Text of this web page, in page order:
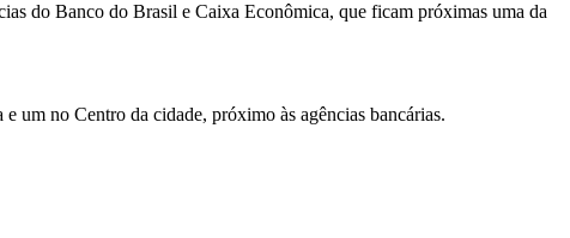
do Banco do Brasil e Caixa Econômica, que ficam próximas uma da
um no Centro da cidade, próximo às agências bancárias.